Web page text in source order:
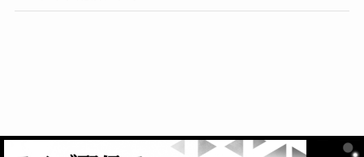
2026 ライバーアカデミー.